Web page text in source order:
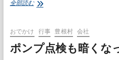
全部読む名
で
恩
師
おでかけ 行事 豊根村 会社
ポンプ点検も暗くな